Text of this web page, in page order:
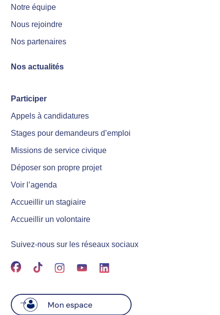
Notre équipe
Nous rejoindre
Nos partenaires
Nos actualités
Participer
Appels à candidatures
Stages pour demandeurs d’emploi
Missions de service civique
Déposer son propre projet
Voir l’agenda
Accueillir un stagiaire
Accueillir un volontaire
Suivez-nous sur les réseaux sociaux
Mon espace